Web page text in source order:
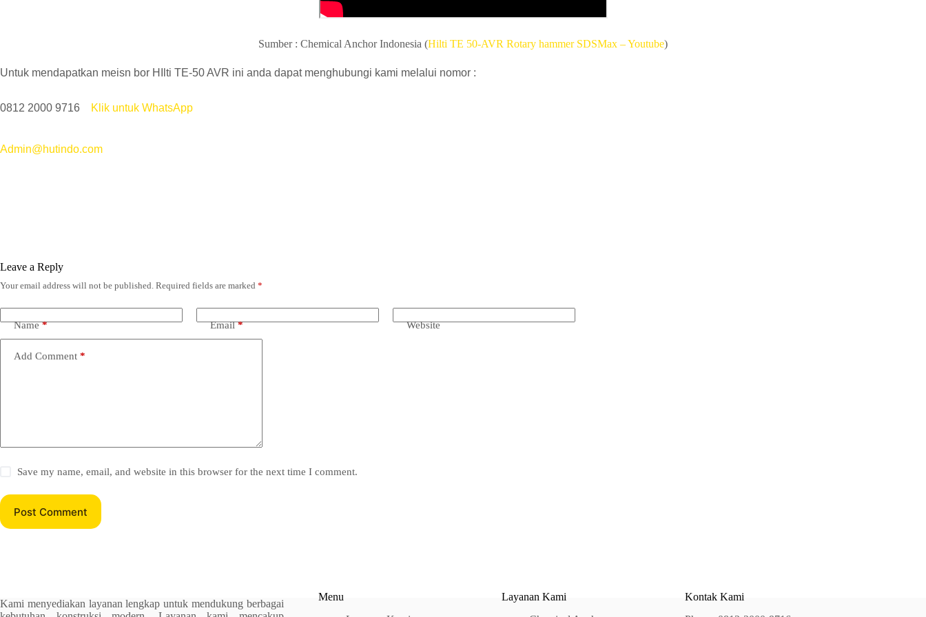
Sumber : Chemical Anchor Indonesia (Hilti TE 50-AVR Rotary hammer SDSMax – Youtube)
Untuk mendapatkan meisn bor HIlti TE-50 AVR ini anda dapat menghubungi kami melalui nomor :
0812 2000 9716 Klik untuk WhatsApp
Admin@hutindo.com
Leave a Reply
Your email address will not be published. Required fields are marked *
Name* Email* Website
Add Comment *
Save my name, email, and website in this browser for the next time I comment.
Post Comment
Kami menyediakan layanan lengkap untuk mendukung berbagai
Menu
Layanan Kami
Kontak Kami